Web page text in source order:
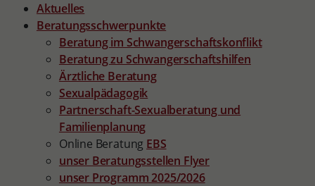
Aktuelles
Beratungsschwerpunkte
Beratung im Schwangerschaftskonflikt
Beratung zu Schwangerschaftshilfen
Ärztliche Beratung
Sexualpädagogik
Partnerschaft-Sexualberatung und
Familienplanung
Online Beratung EBS
unser Beratungsstellen Flyer
unser Programm 2025/2026